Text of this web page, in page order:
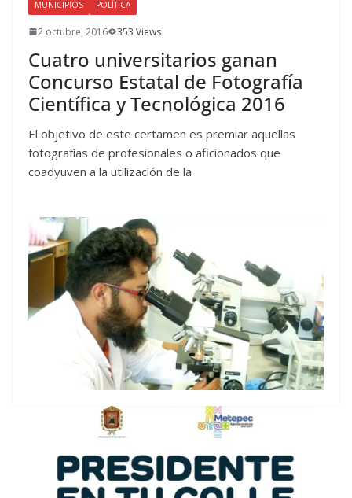
MUNICIPIOS POLÍTICA
2 octubre, 2016 353 Views
Cuatro universitarios ganan
Concurso Estatal de Fotografía
Científica y Tecnológica 2016
El objetivo de este certamen es premiar aquellas
fotografías de profesionales o aficionados que
coadyuven a la utilización de la